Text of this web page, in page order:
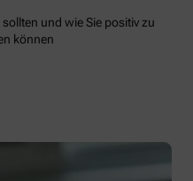
und wie Sie positiv zu
können